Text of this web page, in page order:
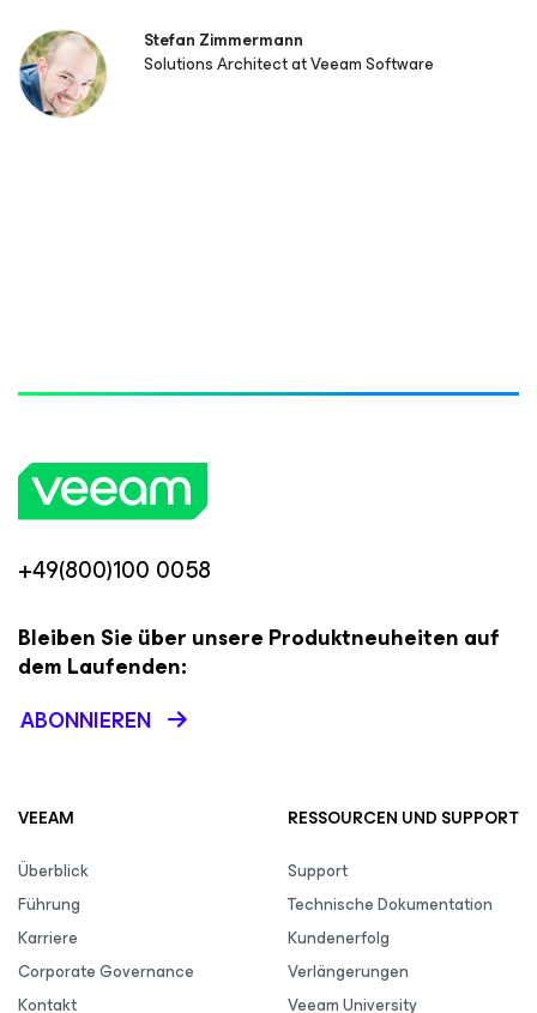
Stefan Zimmermann
Solutions Architect at Veeam Software
+49(800)100 0058
Bleiben Sie über unsere Produktneuheiten auf
dem Laufenden:
ABONNIEREN
VEEAM
Überblick
Führung
Karriere
Corporate Governance
Kontakt
RESSOURCEN UND SUPPORT
Support
Technische Dokumentation
Kundenerfolg
Verlängerungen
Veeam University